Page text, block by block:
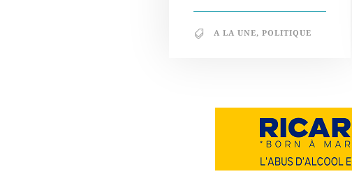
A LA UNE, POLITIQUE
Notre philosophie